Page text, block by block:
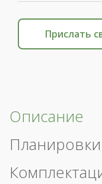
Прислать
Описание
Планировки